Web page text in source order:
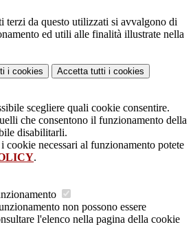
terzi da questo utilizzati si avvalgono di
ed utili alle finalità illustrate nella
i cookies Accetta tutti i cookies
scegliere quali cookie consentire.
che consentono il funzionamento della
disabilitarli.
cookie necessari al funzionamento potete
.
non possono essere
l'elenco nella pagina della cookie